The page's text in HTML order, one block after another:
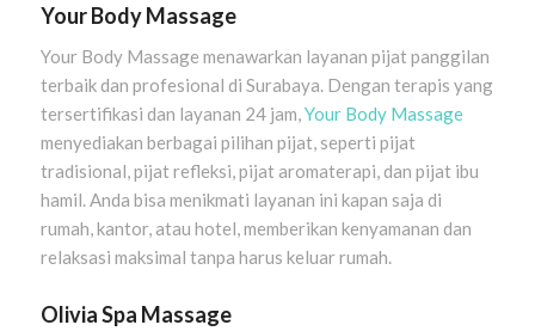
Your Body Massage
Your Body Massage menawarkan layanan pijat panggilan
terbaik dan profesional di Surabaya. Dengan terapis yang
tersertifikasi dan layanan 24 jam,Your Body Massage
menyediakan berbagai pilihan pijat, seperti pijat
tradisional, pijat refleksi, pijat aromaterapi, dan pijat ibu
hamil. Anda bisa menikmati layanan ini kapan saja di
rumah, kantor, atau hotel, memberikan kenyamanan dan
relaksasi maksimal tanpa harus keluar rumah.
Olivia Spa Massage